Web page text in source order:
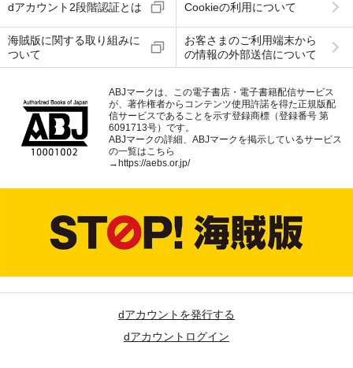
dアカウント2段階認証とは Cookieの利用について
海賊版に関する取り組みに
ついて
お客さまのご利用端末から
の情報の外部送信について
ABJマークは、この電子書店・電子書籍配信サービス
が、著作権者からコンテンツ使用許諾を得た正規版配
信サービスであることを示す登録商標（登録番号 第
6091713号）です。
ABJマークの詳細、ABJマークを掲示しているサービス
の一覧はこちら
→ https://aebs.or.jp/
dアカウントを発行する
dアカウントログイン